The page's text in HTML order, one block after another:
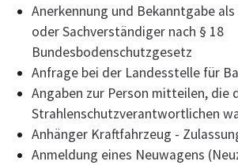
Anerkennung und Bekanntgabe
oder Sachverständiger nach § 18
Bundesbodenschutzgesetz
Anfrage bei der Landesstelle für
Angaben zur Person mitteilen, die
Strahlenschutzverantwortlichen
Anhänger Kraftfahrzeug -
Anmeldung eines Neuwagens